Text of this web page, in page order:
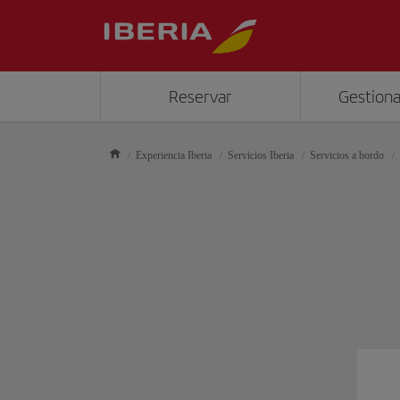
Reservar
Experiencia Iberia Servicios Iberia Servicios a bordo